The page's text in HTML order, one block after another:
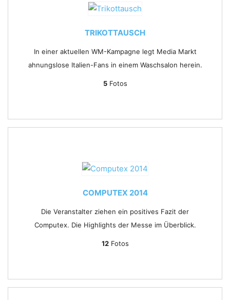
TRIKOTTAUSCH
In einer aktuellen WM-Kampagne legt Media Markt
ahnungslose Italien-Fans in einem Waschsalon herein.
5Fotos
COMPUTEX 2014
Die Veranstalter ziehen ein positives Fazit der
Computex. Die Highlights der Messe im Überblick.
12Fotos